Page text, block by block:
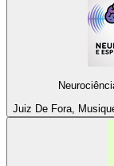
Juiz De Fora,